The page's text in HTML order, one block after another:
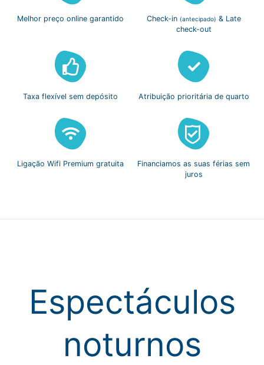
Melhor preço online garantido Check-in (antecipado) & Late
check-out
Taxa flexível sem depósito Atribuição prioritária de quarto
Ligação Wifi Premium gratuita Financiamos as suas férias sem
juros
Espectáculos
noturnos